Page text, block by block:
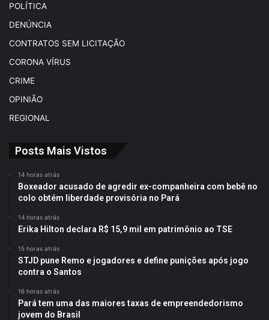
POLÍTICA
DENÚNCIA
CONTRATOS SEM LICITAÇÃO
CORONA VÍRUS
CRIME
OPINIÃO
REGIONAL
Posts Mais Vistos
14 horas atrás
Boxeador acusado de agredir ex-companheira com bebê no
colo obtém liberdade provisória no Pará
14 horas atrás
Erika Hilton declara R$ 15,9 mil em patrimônio ao TSE
15 horas atrás
STJD pune Remo e jogadores e define punições após jogo
contra o Santos
16 horas atrás
Pará tem uma das maiores taxas de empreendedorismo
jovem do Brasil